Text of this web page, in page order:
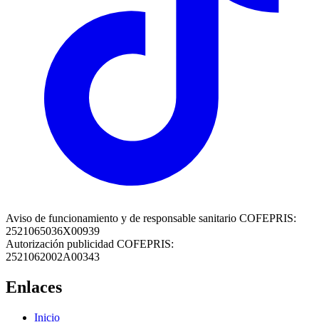
Aviso de funcionamiento y de responsable sanitario COFEPRIS:
2521065036X00939
Autorización publicidad COFEPRIS:
2521062002A00343
Enlaces
Inicio